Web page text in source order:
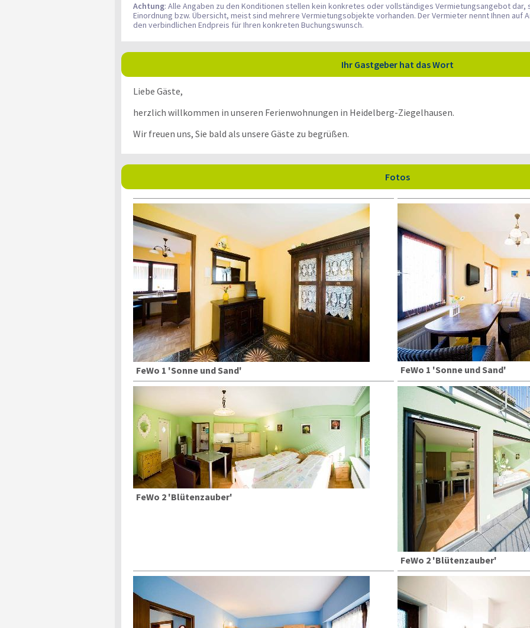
Achtung: Alle Angaben zu den Konditionen stellen kein konkretes oder vollständiges Vermietungsangebot
Einordnung bzw. Übersicht, meist sind mehrere Vermietungsobjekte vorhanden. Der Vermieter nennt Ihnen auf
den verbindlichen Endpreis für Ihren konkreten Buchungswunsch.
Ihr Gastgeber hat das Wort
Liebe Gäste,
herzlich willkommen in unseren Ferienwohnungen in Heidelberg-Ziegelhausen.
Wir freuen uns, Sie bald als unsere Gäste zu begrüßen.
Fotos
FeWo 1 'Sonne und Sand' FeWo 1 'Sonne und Sand'
FeWo 2 'Blütenzauber'
FeWo 2 'Blütenzauber'